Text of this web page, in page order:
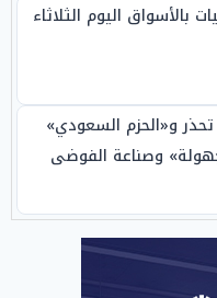
بالأسواق اليوم الثلاثاء
تحذر و«الحزم السعودي»
وصناعة الفوضى